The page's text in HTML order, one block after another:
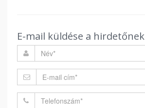
E-mail küldése a hirdetőnek